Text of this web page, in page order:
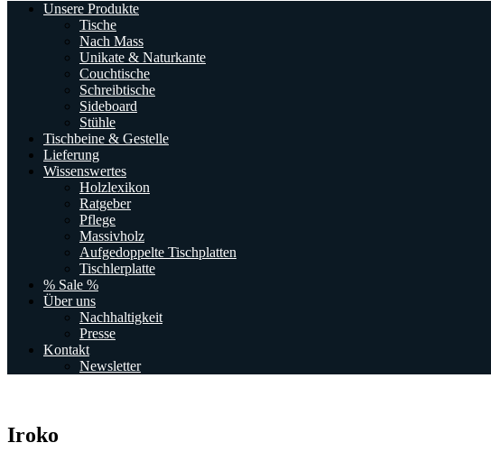
Unsere Produkte
Tische
Nach Mass
Unikate & Naturkante
Couchtische
Schreibtische
Sideboard
Stühle
Tischbeine & Gestelle
Lieferung
Wissenswertes
Holzlexikon
Ratgeber
Pflege
Massivholz
Aufgedoppelte Tischplatten
Tischlerplatte
% Sale %
Über uns
Nachhaltigkeit
Presse
Kontakt
Newsletter
Iroko